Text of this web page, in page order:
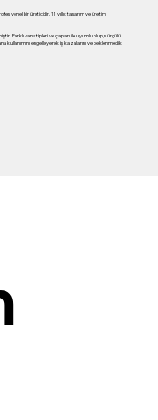
bir üreticidir. 11 yıllık tasarım ve üretim
Farklı vana tipleri ve çapları ile uyumlu olup, sürgülü
kullanımını engelleyerek iş kazalarını ve beklenmedik